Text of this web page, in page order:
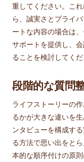
重してください。こ
ら、誠実さとプライ
ートな内容の場合は
サポートを提供し、
ることを検討してくだ
段階的な質問
ライフストーリーの
るかが大きな違いを
ンタビューを構成す
る方法で思い出をと
本的な順序付けの原